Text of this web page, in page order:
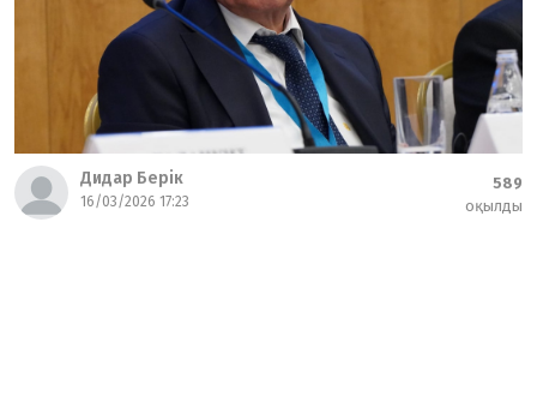
Дидар Берік
16/03/2026 17:23
589
оқылды